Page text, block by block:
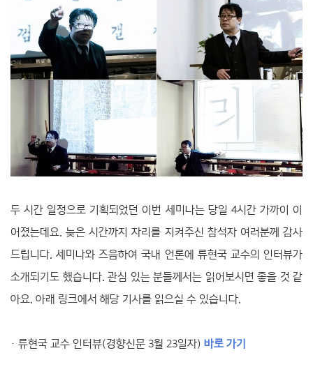
두 시간 일정으로 기획되었던 이번 세미나는 당일 4시간 가까이 이
어졌는데요. 늦은 시간까지 자리를 지켜주신 참석자 여러분께 감사
드립니다. 세미나와 즈음하여 국내 언론에 류현국 교수의 인터뷰가
소개되기도 했습니다. 관심 있는 분들께서는 읽어보시면 좋을 것 같
아요. 아래 링크에서 해당 기사를 읽으실 수 있습니다.
· 류현국 교수 인터뷰(경향신문 3월 23일자) 바로 가기